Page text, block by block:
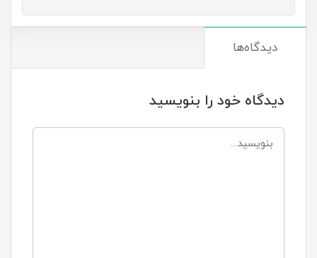
دیدگاه‌ها
دیدگاه خود را بنویسید